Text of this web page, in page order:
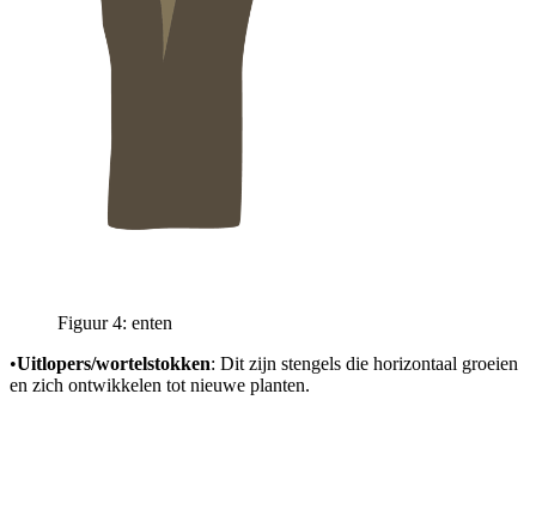
Figuur 4: enten
•Uitlopers/wortelstokken: Dit zijn stengels die horizontaal groeien
en zich ontwikkelen tot nieuwe planten.